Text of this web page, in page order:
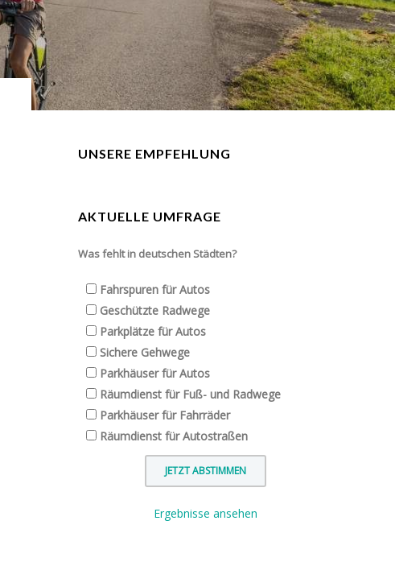
UNSERE EMPFEHLUNG
AKTUELLE UMFRAGE
Was fehlt in deutschen Städten?
Fahrspuren für Autos
Geschützte Radwege
Parkplätze für Autos
Sichere Gehwege
Parkhäuser für Autos
Räumdienst für Fuß- und Radwege
Parkhäuser für Fahrräder
Räumdienst für Autostraßen
Ergebnisse ansehen